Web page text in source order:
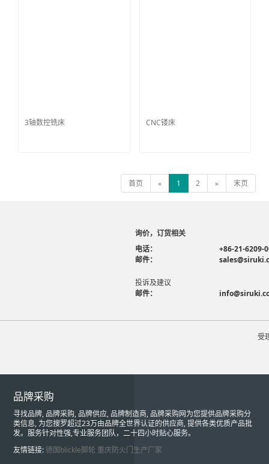
3轴数控铣床 CNC镂床
首页 « 1 2 » 末页
询价，订货相关
电话：
+86-21-6209-
邮件：
投诉及建议
邮件：
受
品牌采购
寻找品牌, 品牌采购, 品牌供应, 品牌制造商, 品牌采购网为您提供品牌采购分
类信息, 为您搜罗超过23万由品牌全世界认证的供应商, 提供各类优质产品批
发。服务针对性强,专业服务团队，二十四小时贴心服务。
友情链接:德国blickle脚轮 重庆防火门生产厂家